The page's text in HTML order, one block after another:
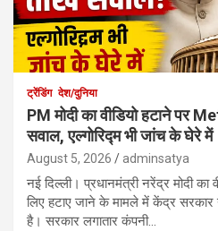
ट्रेंडिंग देश/दुनिया
PM मोदी का वीडियो हटाने पर
सवाल, एल्गोरिद्म भी जांच के घेरे में
August 5, 2026 adminsatya
नई दिल्ली। प्रधानमंत्री नरेंद्र मोदी
लिए हटाए जाने के मामले में केंद्र
है। सरकार लगातार कंपनी…